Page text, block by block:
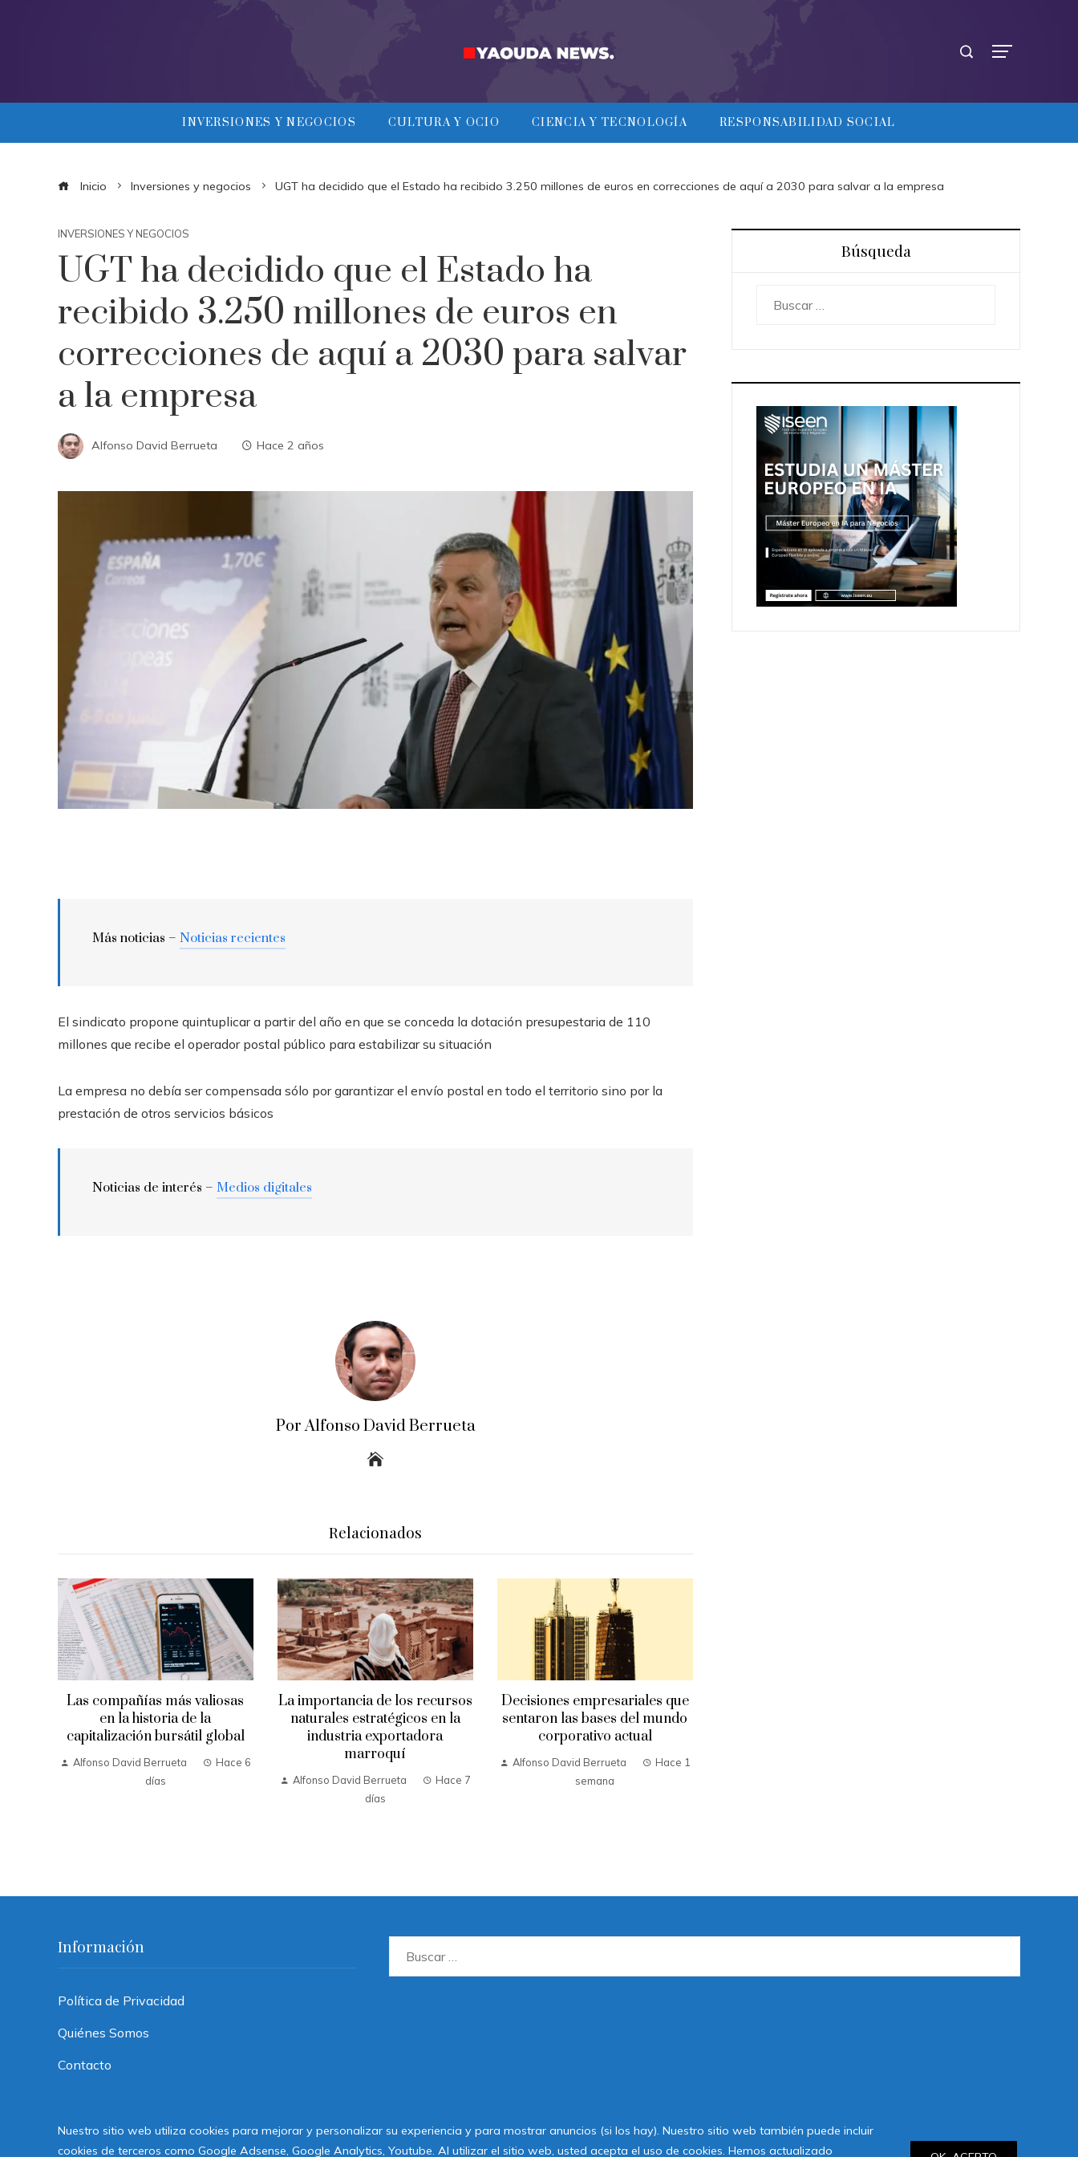
Nuestro sitio web utiliza cookies para mejorar y personalizar su experiencia y para mostrar anuncios (si los hay). Nuestro sitio web también puede incluir
cookies de terceros como Google Adsense, Google Analytics, Youtube. Al utilizar el sitio web, usted acepta el uso de cookies. Hemos actualizado
INVERSIONES Y NEGOCIOS CULTURA Y OCIO CIENCIA Y TECNOLOGÍA RESPONSABILIDAD SOCIAL
Inicio Inversiones y negocios UGT ha decidido que el Estado ha recibido 3.250 millones de euros en correcciones de aquí a 2030 para salvar a la empresa
INVERSIONES Y NEGOCIOS
UGT ha decidido que el Estado ha
recibido 3.250 millones de euros en
correcciones de aquí a 2030 para salvar
a la empresa
Alfonso David Berrueta Hace 2 años
Más noticias – Noticias recientes
El sindicato propone quintuplicar a partir del año en que se conceda la dotación presupestaria de 110
millones que recibe el operador postal público para estabilizar su situación
La empresa no debía ser compensada sólo por garantizar el envío postal en todo el territorio sino por la
prestación de otros servicios básicos
Noticias de interés – Medios digitales
Por Alfonso David Berrueta
Relacionados
Las compañías más valiosas
en la historia de la
capitalización bursátil global
Alfonso David Berrueta
Hace 6
días
La importancia de los recursos
naturales estratégicos en la
industria exportadora
marroquí
Alfonso David Berrueta
Hace 7
días
Decisiones empresariales que
sentaron las bases del mundo
corporativo actual
Alfonso David Berrueta
Hace 1
semana
Búsqueda
Información
Política de Privacidad
Quiénes Somos
Contacto
2020 Todos los derechos reservados